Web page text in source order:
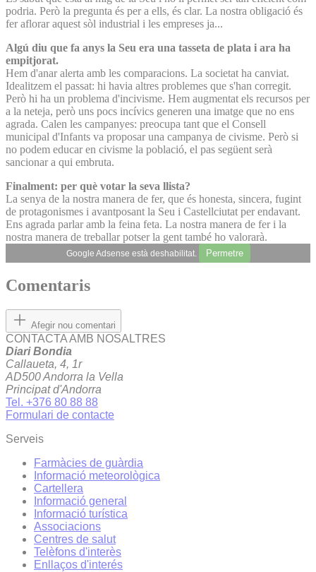
podria. Però la pregunta és per a ells, és clar. La nostra obligació és
fer aflorar aquest sòl industrial i les empreses ja...
Algú diu que fa anys la Seu era una tasseta de plata i ara ha
empitjorat.
Hem d'anar alerta amb les comparacions. La societat ha canviat.
Idealitzem el passat: hi havia altres problemes que s'han corregit.
Però hi ha un problema d'incivisme. Hem augmentat els recursos per
a la neteja, però uns pocs incívics generen una imatge que no ens
agrada. Calen les campanyes: preocupa tant que el Consell
municipal d'Infants va proposar una campanya de civisme. Però si
no podem educar en civisme la població, el pas següent serà
sancionar a qui embruta.
Finalment: per què votar la seva llista?
La senya de la nostra manera de fer, que és honesta, sincera, fugint
de protagonismes i avantposant la Seu i Castellciutat per endavant.
Ens agrada parlar amb la feina feta. La nostra manera de fer i la
nostra manera de treballar potser la gent també ho valorarà.
Google Adsense està deshabilitat. Permetre
Comentaris
Afegir nou comentari
CONTACTA AMB NOSALTRES
Diari Bondia
Callaueta, 4, 1r
AD500 Andorra la Vella
Principat d'Andorra
Tel. +376 80 88 88
Formulari de contacte
Serveis
Farmàcies de guàrdia
Informació meteorològica
Cartellera
Informació general
Informació turística
Associacions
Centres de salut
Telèfons d'interès
Enllaços d'interés